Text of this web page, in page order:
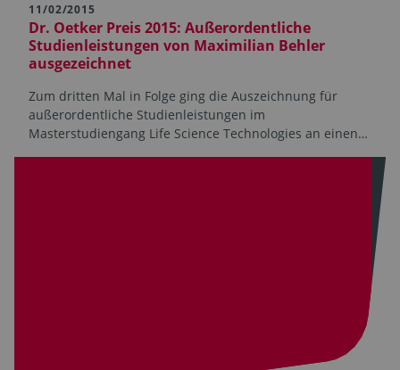
11/02/2015
Dr. Oetker Preis 2015: Außerordentliche
Studienleistungen von Maximilian Behler
ausgezeichnet
Zum dritten Mal in Folge ging die Auszeichnung für
außerordentliche Studienleistungen im
Masterstudiengang Life Science Technologies an einen…